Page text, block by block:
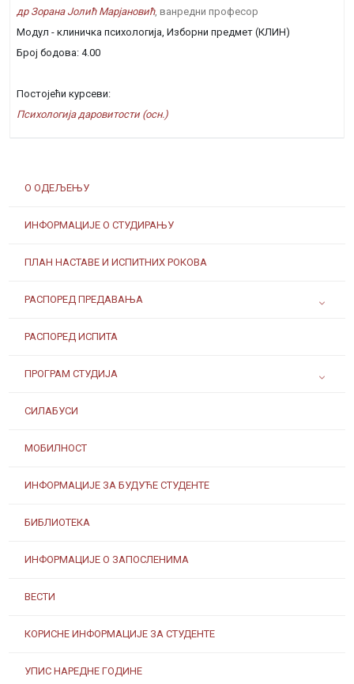
О ОДЕЉЕЊУ
ИНФОРМАЦИЈЕ О СТУДИРАЊУ
ПЛАН НАСТАВЕ И ИСПИТНИХ РОКОВА
РАСПОРЕД ПРЕДАВАЊА
РАСПОРЕД ИСПИТА
ПРОГРАМ СТУДИЈА
СИЛАБУСИ
МОБИЛНОСТ
ИНФОРМАЦИЈЕ ЗА БУДУЋЕ СТУДЕНТЕ
БИБЛИОТЕКА
ИНФОРМАЦИЈЕ О ЗАПОСЛЕНИМА
ВЕСТИ
КОРИСНЕ ИНФОРМАЦИЈЕ ЗА СТУДЕНТЕ
УПИС НАРЕДНЕ ГОДИНЕ
др Зорана Јолић Марјановић, ванредни професор
Модул - клиничка психологија, Изборни предмет (КЛИН)
Број бодова: 4.00
Постојећи курсеви:
Психологија даровитости (осн.)